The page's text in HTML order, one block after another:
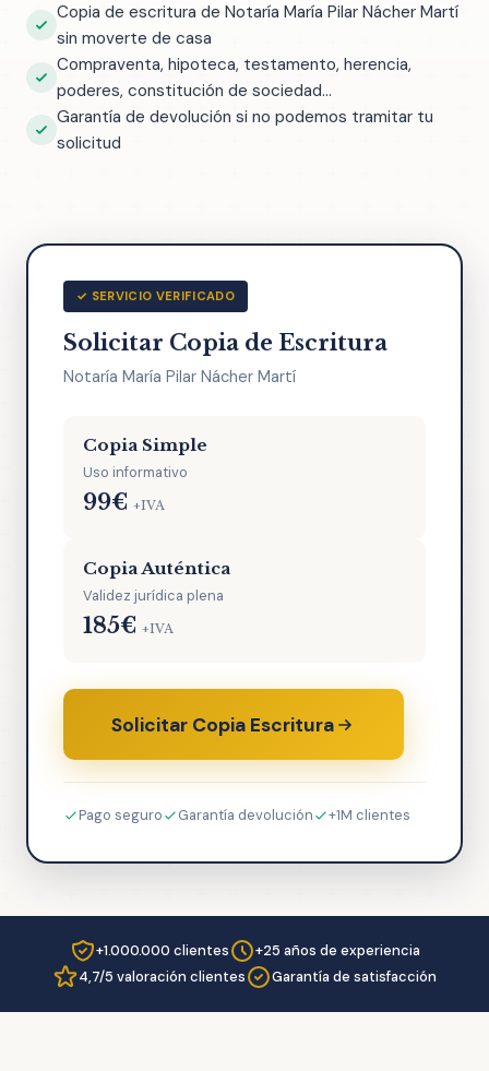
Copia de escritura de Notaría María Pilar Nácher Martí
sin moverte de casa
Compraventa, hipoteca, testamento, herencia,
poderes, constitución de sociedad...
Garantía de devolución si no podemos tramitar tu
solicitud
✓ SERVICIO VERIFICADO
Solicitar Copia de Escritura
Notaría María Pilar Nácher Martí
Copia Simple
Uso informativo
99€ +IVA
Copia Auténtica
Validez jurídica plena
185€ +IVA
Solicitar Copia Escritura
Pago seguro Garantía devolución +1M clientes
+1.000.000 clientes
+25 años de experiencia
4,7/5 valoración clientes
Garantía de satisfacción